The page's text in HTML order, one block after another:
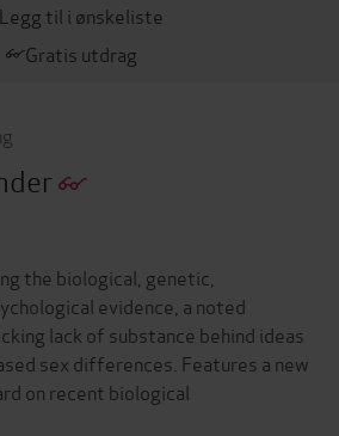
Legg til i ønskeliste
Gratis utdrag
the biological, genetic,
evidence, a noted
lack of substance behind ideas
sex differences. Features a new
on recent biological